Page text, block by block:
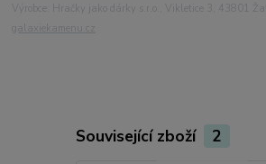
Výrobce: Hračky jako dárky s.r.o., Vikletice 3, 43801
galaxiekamenu.cz
Související zboží 2